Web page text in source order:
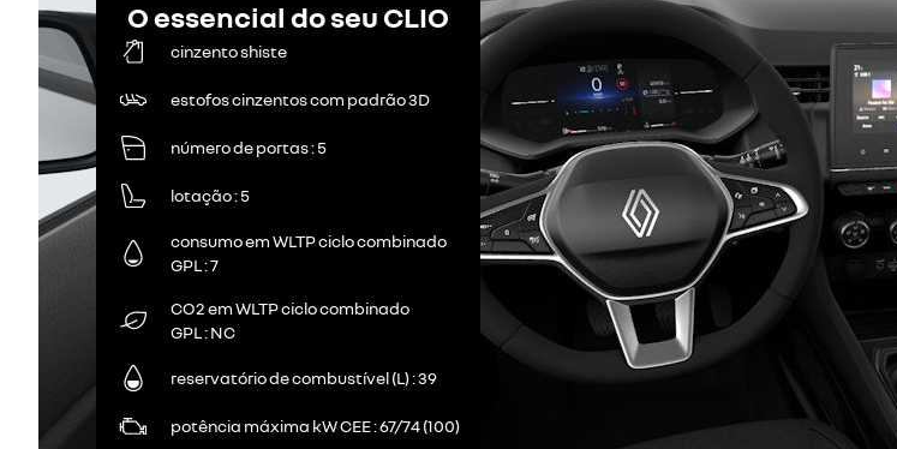
O essencial do seu CLIO
cinzento shiste
estofos cinzentos com padrão 3D
número de portas 5
lotação 5
consumo em WLTP ciclo combinado
GPL 7
CO2 em WLTP ciclo combinado
GPL NC
reservatório de combustível (L) 39
potência máxima kW CEE 67/74 (100)